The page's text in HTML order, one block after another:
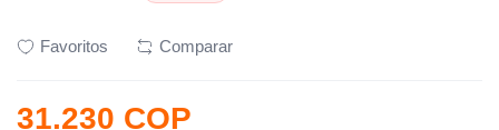
Favoritos Comparar
31.230 COP